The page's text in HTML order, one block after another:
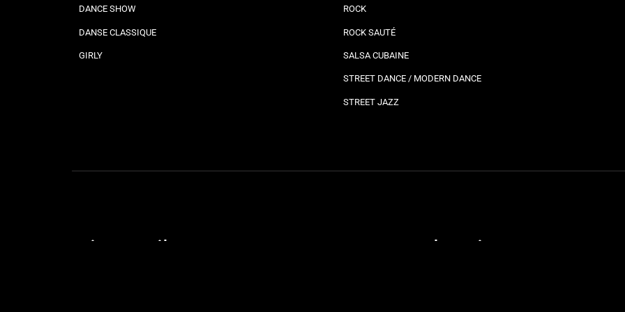
DANCE SHOW
DANSE CLASSIQUE
GIRLY
ROCK
ROCK SAUTÉ
SALSA CUBAINE
STREET DANCE / MODERN DANCE
STREET JAZZ
Liens utiles Plannings